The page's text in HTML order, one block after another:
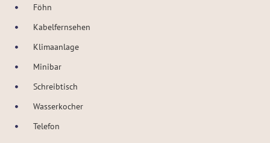
Föhn
Kabelfernsehen
Klimaanlage
Minibar
Schreibtisch
Wasserkocher
Telefon